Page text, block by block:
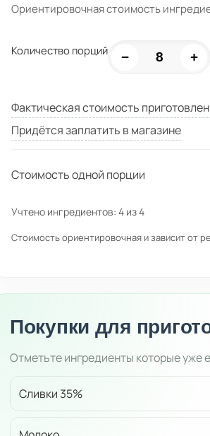
Ориентировочная стоимость
Количество порций − +
Фактическая стоимость
Придётся заплатить в магазине
Стоимость одной порции
Учтено ингредиентов: 4 из4
Стоимость ориентировочная и зависит от
Покупки для
Отметьте ингредиенты которые уже
Сливки 35%